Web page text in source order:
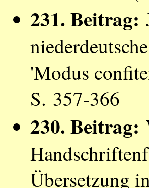
231. Beitrag:
'Modus
S. 357-366
230. Beitrag:
Übersetzung